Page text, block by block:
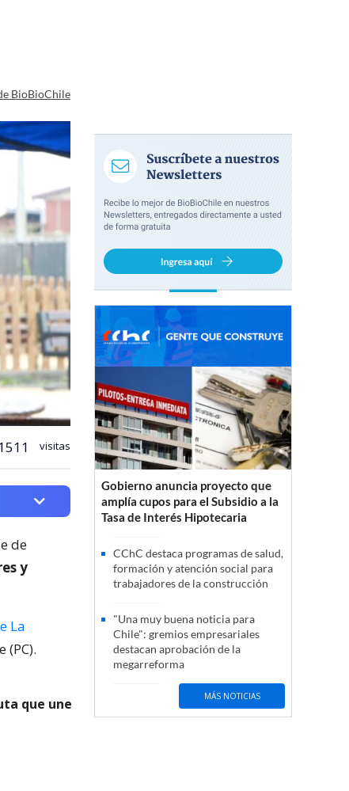
BioBioChile
visitas
de
y
La
(PC).
que une
Gobierno anuncia proyecto que
amplía cupos para el Subsidio a la
Tasa de Interés Hipotecaria
CChC destaca programas de salud,
formación y atención social para
trabajadores de la construcción
"Una muy buena noticia para
Chile": gremios empresariales
destacan aprobación de la
megarreforma
MÁS NOTICIAS